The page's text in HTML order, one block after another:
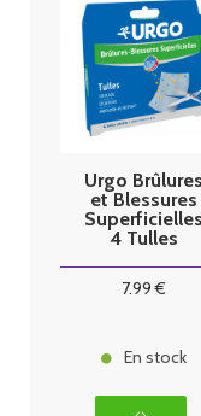
Urgo Brûlures
et Blessures
Superficielles
4 Tulles
7.99 €
En stock